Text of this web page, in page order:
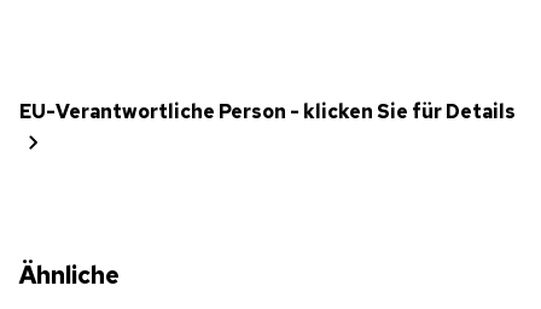
EU-Verantwortliche Person - klicken Sie für Details
Ähnliche